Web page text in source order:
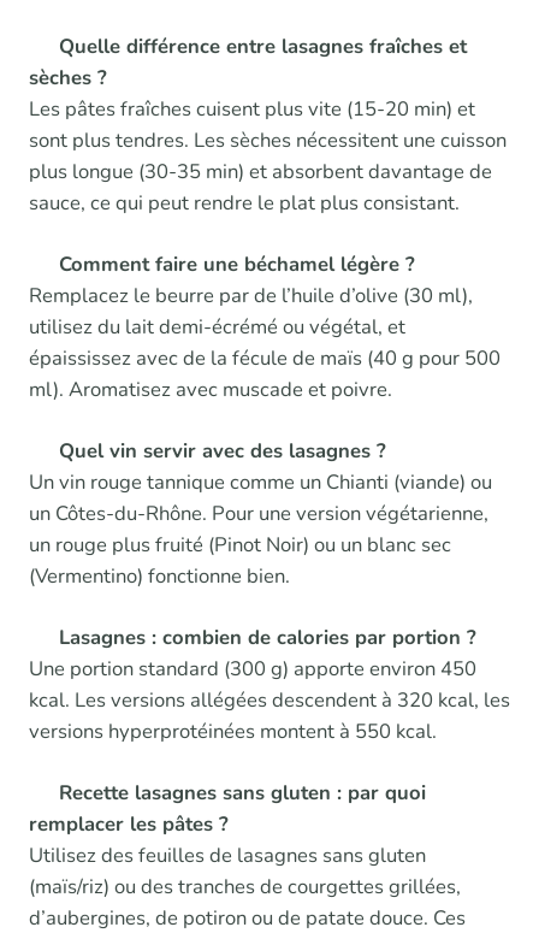
Quelle différence entre lasagnes fraîches et
sèches ?
Les pâtes fraîches cuisent plus vite (15-20 min) et
sont plus tendres. Les sèches nécessitent une cuisson
plus longue (30-35 min) et absorbent davantage de
sauce, ce qui peut rendre le plat plus consistant.
Comment faire une béchamel légère ?
Remplacez le beurre par de l’huile d’olive (30 ml),
utilisez du lait demi-écrémé ou végétal, et
épaississez avec de la fécule de maïs (40 g pour 500
ml). Aromatisez avec muscade et poivre.
Quel vin servir avec des lasagnes ?
Un vin rouge tannique comme un Chianti (viande) ou
un Côtes-du-Rhône. Pour une version végétarienne,
un rouge plus fruité (Pinot Noir) ou un blanc sec
(Vermentino) fonctionne bien.
Lasagnes : combien de calories par portion ?
Une portion standard (300 g) apporte environ 450
kcal. Les versions allégées descendent à 320 kcal, les
versions hyperprotéinées montent à 550 kcal.
Recette lasagnes sans gluten : par quoi
remplacer les pâtes ?
Utilisez des feuilles de lasagnes sans gluten
(maïs/riz) ou des tranches de courgettes grillées,
d’aubergines, de potiron ou de patate douce. Ces